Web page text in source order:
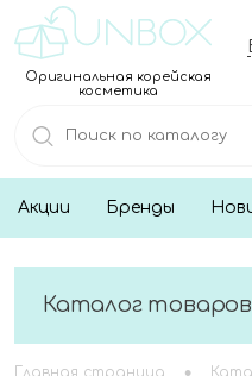
Оригинальная корейская
косметика
Акции Бренды
Каталог товаров
Главная страница